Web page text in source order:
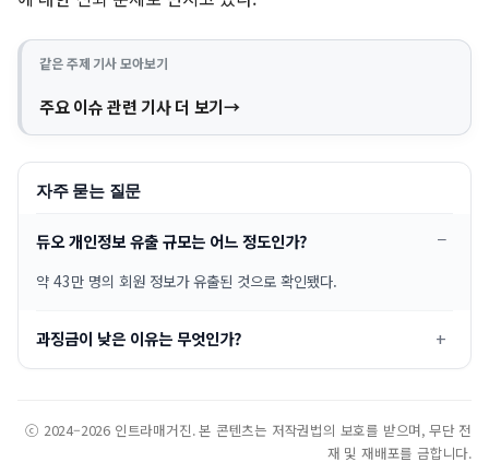
같은 주제 기사 모아보기
주요 이슈 관련 기사 더 보기
자주 묻는 질문
듀오 개인정보 유출 규모는 어느 정도인가?
약 43만 명의 회원 정보가 유출된 것으로 확인됐다.
과징금이 낮은 이유는 무엇인가?
ⓒ 2024–2026 인트라매거진. 본 콘텐츠는 저작권법의 보호를 받으며, 무단 전
재 및 재배포를 금합니다.